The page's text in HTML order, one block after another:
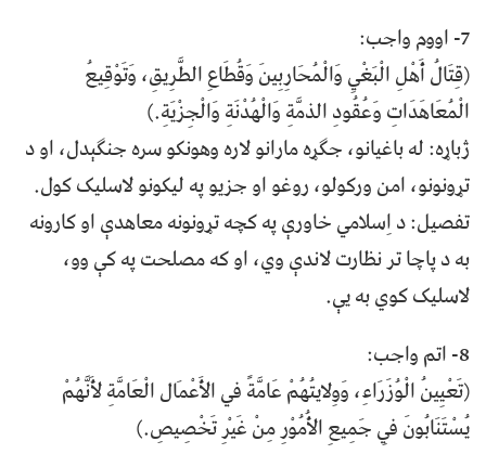
7- اووم واجب:
(قِتَالُ أَهْلِ الْبَغْيِ وَالْمُحَارِبِينَ وَقُطَاعِ الطَّرِيقِ، وَتَوْقِيعُ
الْمُعَاهَدَاتِ وَعُقُودِ الذمَّةِ وَالْهُدْنَةِ وَالْجِزْيَةِ.)
ژباړه: له باغيانو، جگړه مارانو لاره وهونكو سره جنګېدل، او د
تړونونو، امن وركولو، روغو او جزیو په لیکونو لاسلیک کول.
تفصیل: د اِسلامي خاورې په کچه تړونونه معاهدې او کارونه
به د پاچا تر نظارت لاندې وي، او که مصلحت په کې وو،
لاسليک کوي به يې.
8- اتم واجب:
(تَعْيِينُ الْوُزَرَاءِ، وَوِلايتُهُمْ عَامَّةً في الأَعْمَال الْعَامَّةِ لأَنَّهُمْ
يُسْتَنَابُونَ فِي جَمِيعِ الأُمُوْرِ مِنْ غَيْرِ تَخْصِيصِ.)